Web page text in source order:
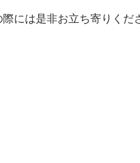
には是非お立ち寄りくだ